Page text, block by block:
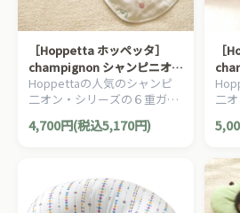
［Hoppetta ホッペッタ］
champignon シャンピニオン
ふくふくガーゼ ６重ガーゼス
リーパー
Hoppettaの人気のシャンピ
二オン・シリーズの６重ガー
ゼスリーパー。赤ちゃんの寝
冷え防止に役立ちます！
4,700円(税込5,170円)
［
ふ
ト
二
ー
リー